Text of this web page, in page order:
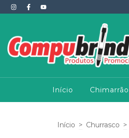
Início Chimarrão
Início > Churrasco >